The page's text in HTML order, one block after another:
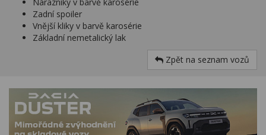
Zadní spoiler
Vnější kliky v barvě karosérie
Základní nemetalický lak
Zpět na seznam vozů